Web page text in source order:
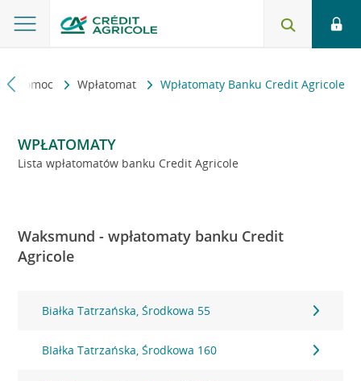
i pomoc Wpłatomat Wpłatomaty Banku Credit Agricole
WPŁATOMATY
Lista wpłatomatów banku Credit Agricole
Waksmund - wpłatomaty banku Credit
Agricole
Białka Tatrzańska, Środkowa 55
BIałka Tatrzańska, Środkowa 160